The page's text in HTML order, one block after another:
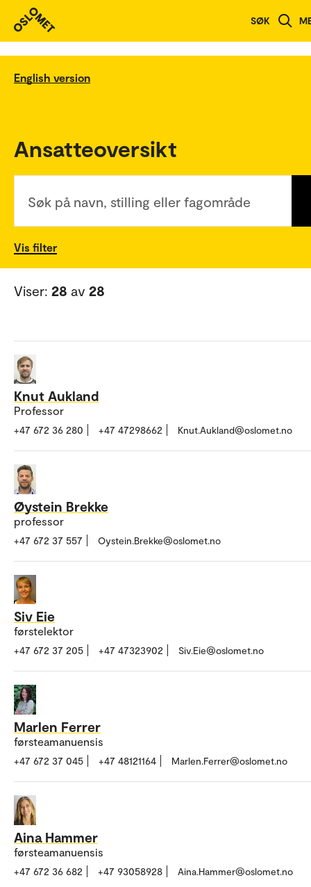
SØK
English version
Ansatteoversikt
Søk på navn, stilling eller fagområde
Vis filter
Viser: 28 av 28
Knut Aukland
Professor
+47 672 36 280 +47 47298662 Knut.Aukland@oslomet.no
Øystein Brekke
professor
+47 672 37 557 Oystein.Brekke@oslomet.no
Siv Eie
førstelektor
+47 672 37 205 +47 47323902 Siv.Eie@oslomet.no
Marlen Ferrer
førsteamanuensis
+47 672 37 045 +47 48121164 Marlen.Ferrer@oslomet.no
Aina Hammer
førsteamanuensis
+47 672 36 682 +47 93058928 Aina.Hammer@oslomet.no